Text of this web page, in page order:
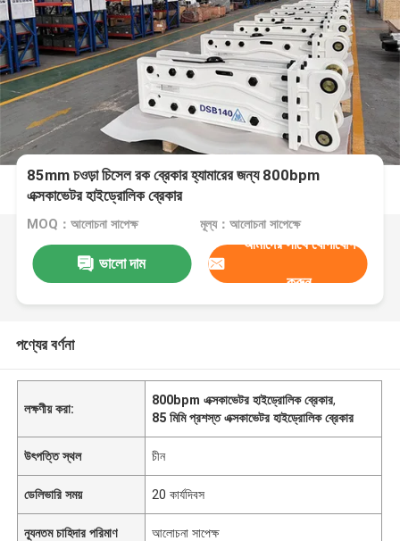
85mm চওড়া চিসেল রক ব্রেকার হ্যামারের জন্য 800bpm
এক্সকাভেটর হাইড্রোলিক ব্রেকার
MOQ：আলোচনা সাপেক্ষ মূল্য：আলোচনা সাপেক্ষে
ভালো দাম
আমাদের সাথে যোগাযোগ
করুন
পণ্যের বর্ণনা
লক্ষণীয় করা:
800bpm এক্সকাভেটর হাইড্রোলিক ব্রেকার,
85 মিমি প্রশস্ত এক্সকাভেটর হাইড্রোলিক ব্রেকার
উৎপত্তি স্থল চীন
ডেলিভারি সময় 20 কার্যদিবস
ন্যূনতম চাহিদার পরিমাণ আলোচনা সাপেক্ষ